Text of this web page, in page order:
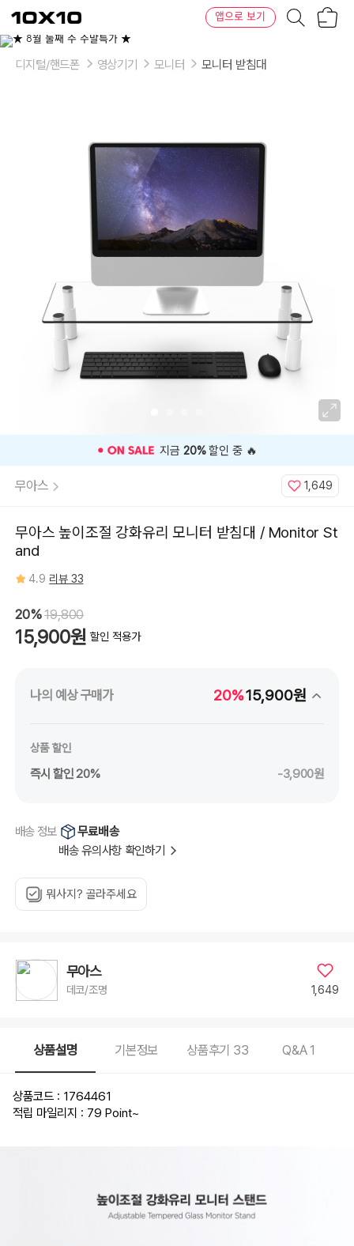
텐
바
텐
앱으로 보기
디지털/핸드폰 영상기기 모니터 모니터 받침대
⭐️ 고객 평점 4.9인기 상품 ⭐️
무아스 1,649
무아스 높이조절 강화유리 모니터 받침대 / Monitor St
and
4.9 리뷰 33
20%19,800
15,900원 할인 적용가
나의 예상 구매가 20%15,900원
상품 할인
즉시 할인 20% -3,900원
배송 정보
무료배송
배송 유의사항 확인하기
뭐사지? 골라주세요
무아스
데코/조명 1,649
상품설명 기본정보 상품후기 33 Q&A1
상품코드 : 1764461
적립 마일리지 : 79 Point~